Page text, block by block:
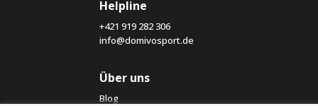
Helpline
+421 919 282 306
info@domivosport.de
Über uns
Blog